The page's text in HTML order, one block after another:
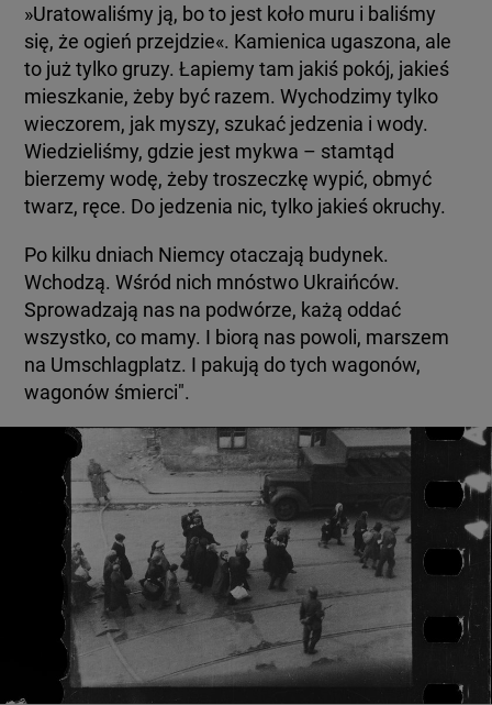
»Uratowaliśmy ją, bo to jest koło muru i baliśmy
się, że ogień przejdzie«. Kamienica ugaszona, ale
to już tylko gruzy. Łapiemy tam jakiś pokój, jakieś
mieszkanie, żeby być razem. Wychodzimy tylko
wieczorem, jak myszy, szukać jedzenia i wody.
Wiedzieliśmy, gdzie jest mykwa – stamtąd
bierzemy wodę, żeby troszeczkę wypić, obmyć
twarz, ręce. Do jedzenia nic, tylko jakieś okruchy.
Po kilku dniach Niemcy otaczają budynek.
Wchodzą. Wśród nich mnóstwo Ukraińców.
Sprowadzają nas na podwórze, każą oddać
wszystko, co mamy. I biorą nas powoli, marszem
na Umschlagplatz. I pakują do tych wagonów,
wagonów śmierci".